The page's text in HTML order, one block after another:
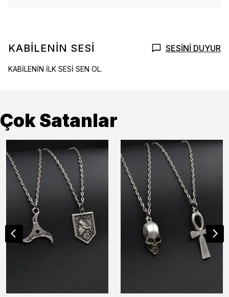
KABİLENİN SESİ SESİNİ DUYUR
KABİLENİN İLK SESİ SEN OL.
Çok Satanlar